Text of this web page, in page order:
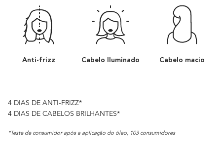
Anti-frizz Cabelo Iluminado Cabelo macio
4 DIAS DE ANTI-FRIZZ*
4 DIAS DE CABELOS BRILHANTES*
*Teste de consumidor após a aplicação do óleo, 103 consumidores